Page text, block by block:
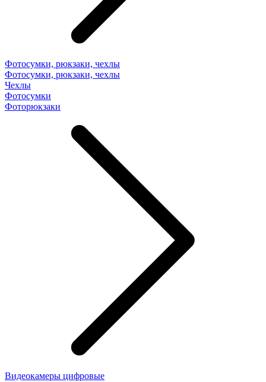
Фотосумки, рюкзаки, чехлы
Фотосумки, рюкзаки, чехлы
Чехлы
Фотосумки
Фоторюкзаки
Видеокамеры цифровые